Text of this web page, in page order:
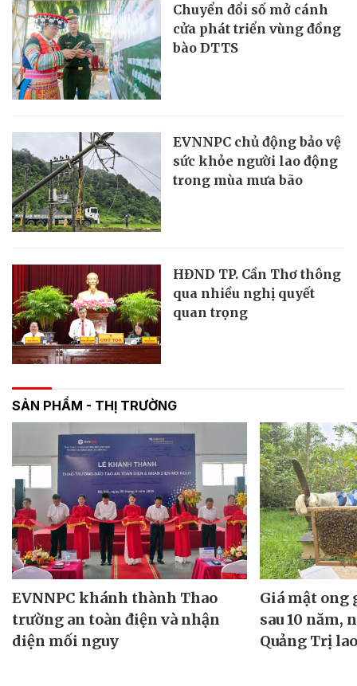
Chuyển đổi số mở cánh
cửa phát triển vùng đồng
bào DTTS
EVNNPC chủ động bảo vệ
sức khỏe người lao động
trong mùa mưa bão
HĐND TP. Cần Thơ thông
qua nhiều nghị quyết
quan trọng
SẢN PHẨM - THỊ TRƯỜNG
EVNNPC khánh thành Thao
trường an toàn điện và nhận
diện mối nguy
Giá mật ong
sau 10 năm,
Quảng Trị